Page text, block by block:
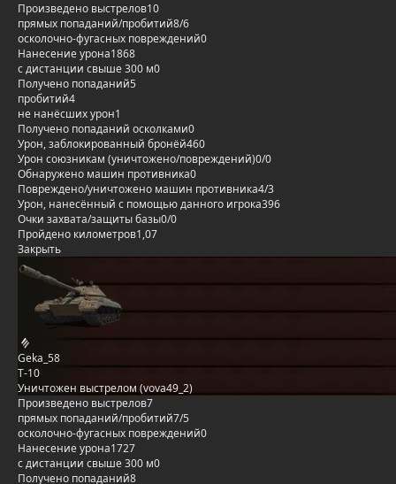
Произведено выстрелов10
прямых попаданий/пробитий8/6
осколочно-фугасных повреждений0
Нанесение урона1868
с дистанции свыше 300 м0
Получено попаданий5
пробитий4
не нанёсших урон1
Получено попаданий осколками0
Урон, заблокированный бронёй460
Урон союзникам (уничтожено/повреждений)0/0
Обнаружено машин противника0
Повреждено/уничтожено машин противника4/3
Урон, нанесённый с помощью данного игрока396
Очки захвата/защиты базы0/0
Пройдено километров1,07
Закрыть
Geka_58
Т-10
Уничтожен выстрелом (vova49_2)
Произведено выстрелов7
прямых попаданий/пробитий7/5
осколочно-фугасных повреждений0
Нанесение урона1727
с дистанции свыше 300 м0
Получено попаданий8